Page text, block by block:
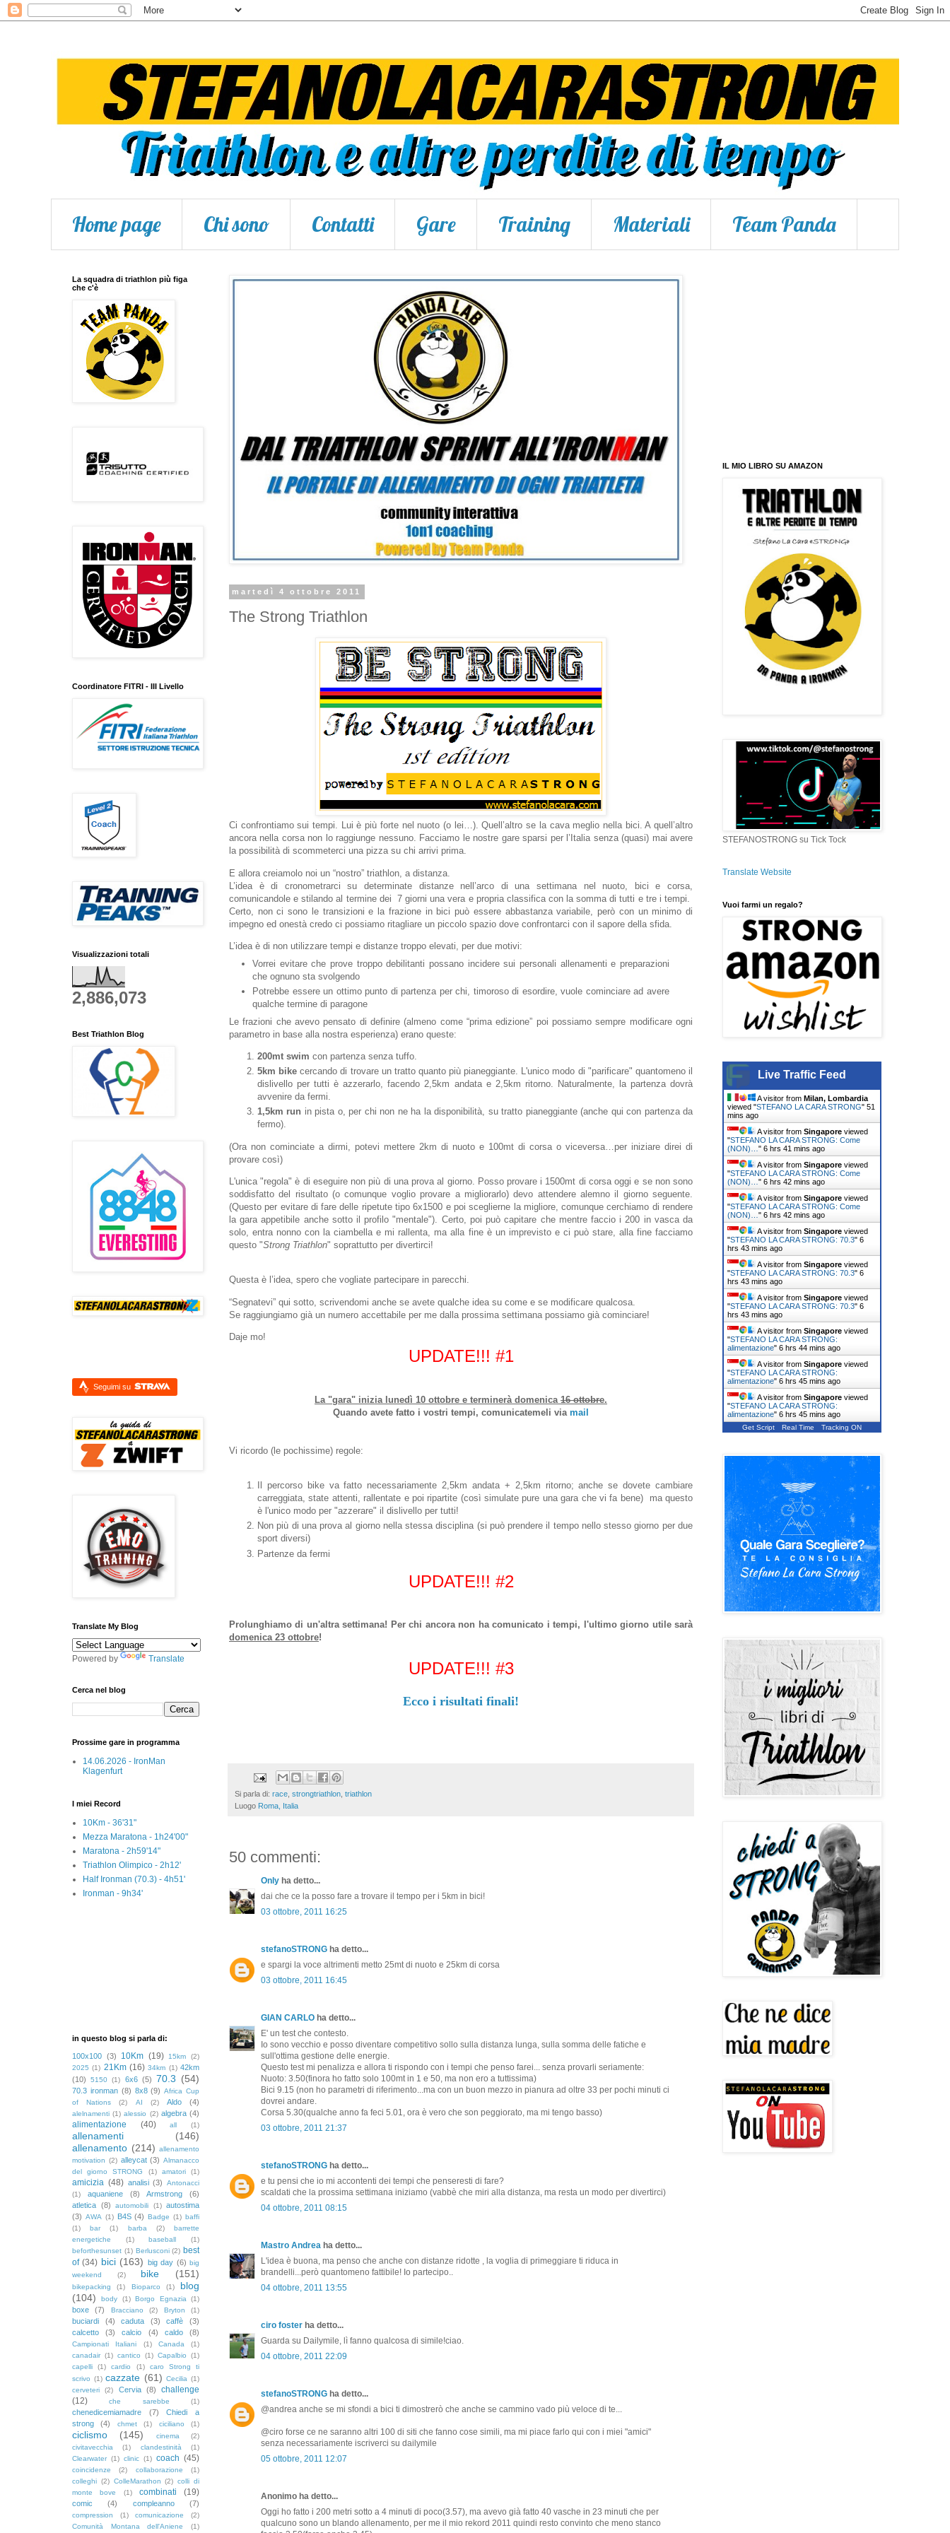
Home page Chi sono Contatti Gare Training Materiali Team Panda
martedì 4 ottobre 2011
The Strong Triathlon
Ci confrontiamo sui tempi. Lui è più forte nel nuoto (o lei…). Quell’altro se la cava meglio nella bici. A quell’altro
ancora nella corsa non lo raggiunge nessuno. Facciamo le nostre gare sparsi per l’Italia senza (quasi) mai avere
la possibilità di scommeterci una pizza su chi arrivi prima.
E allora creiamolo noi un “nostro” triathlon, a distanza.
L’idea è di cronometrarci su determinate distanze nell’arco di una settimana nel nuoto, bici e corsa,
comunicandole e stilando al termine dei 7 giorni una vera e propria classifica con la somma di tutti e tre i tempi.
Certo, non ci sono le transizioni e la frazione in bici può essere abbastanza variabile, però con un minimo di
impegno ed onestà credo ci possiamo ritagliare un piccolo spazio dove confrontarci con il sapore della sfida.
L’idea è di non utilizzare tempi e distanze troppo elevati, per due motivi:
Vorrei evitare che prove troppo debilitanti possano incidere sui personali allenamenti e preparazioni
che ognuno sta svolgendo
Potrebbe essere un ottimo punto di partenza per chi, timoroso di esordire, vuole cominciare ad avere
qualche termine di paragone
Le frazioni che avevo pensato di definire (almeno come “prima edizione” poi possiamo sempre modificare ogni
parametro in base alla nostra esperienza) erano queste:
200mt swim con partenza senza tuffo.
5km bike cercando di trovare un tratto quanto più pianeggiante. L'unico modo di "parificare" quantomeno il
dislivello per tutti è azzerarlo, facendo 2,5km andata e 2,5km ritorno. Naturalmente, la partenza dovrà
avvenire da fermi.
1,5km run in pista o, per chi non ne ha la disponibilità, su tratto pianeggiante (anche qui con partenza da
fermo).
(Ora non cominciate a dirmi, potevi mettere 2km di nuoto e 100mt di corsa o viceversa…per iniziare direi di
provare così)
L'unica "regola" è di eseguire non più di una prova al giorno. Posso provare i 1500mt di corsa oggi e se non sono
soddisfatto del risultato (o comunque voglio provare a migliorarlo) devo attendere alemno il giorno seguente.
(Questo per evitare di fare delle ripetute tipo 6x1500 e poi sceglierne la migliore, comunque cerchiamo di rendere
la gara appetibile anche sotto il profilo "mentale"). Certo, poi può capitare che mentre faccio i 200 in vasca da
solo, entra nonno con la ciambella e mi rallenta, ma alla fine è un imprevisto e ci può stare, alla fine facciamo
questo "Strong Triathlon" soprattutto per divertirci!
Questa è l’idea, spero che vogliate partecipare in parecchi.
“Segnatevi” qui sotto, scrivendomi anche se avete qualche idea su come e se modificare qualcosa.
Se raggiungiamo già un numero accettabile per me dalla prossima settimana possiamo già cominciare!
Daje mo!
UPDATE!!! #1
La "gara" inizia lunedì 10 ottobre e terminerà domenica 16 ottobre.
Quando avete fatto i vostri tempi, comunicatemeli via mail
Vi ricordo (le pochissime) regole:
Il percorso bike va fatto necessariamente 2,5km andata + 2,5km ritorno; anche se dovete cambiare
carreggiata, state attenti, rallentate e poi ripartite (così simulate pure una gara che vi fa bene) ma questo
è l'unico modo per "azzerare" il dislivello per tutti!
Non più di una prova al giorno nella stessa disciplina (si può prendere il tempo nello stesso giorno per due
sport diversi)
Partenze da fermi
UPDATE!!! #2
Prolunghiamo di un'altra settimana! Per chi ancora non ha comunicato i tempi, l'ultimo giorno utile sarà
domenica 23 ottobre!
UPDATE!!! #3
Ecco i risultati finali!
Si parla di: race strongtriathlon triathlon
Luogo Roma, Italia
50 commenti:
Only ha detto...
dai che ce la posso fare a trovare il tempo per i 5km in bici!
03 ottobre, 2011 16:25
stefanoSTRONG ha detto...
e spargi la voce altrimenti metto 25mt di nuoto e 25km di corsa
03 ottobre, 2011 16:45
GIAN CARLO ha detto...
E' un test che contesto.
Io sono vecchio e posso diventare competitivo sollo sulla distanza lunga, sulla somma delle fatiche e
sull'ottima gestione delle energie.
Questo test mi penalizza e allora ti rispondo con i tempi che penso farei... senza provarli seriamente:
Nuoto: 3.50(finora ho fatto solo 100mt in 1 e 50, ma non ero a tuttissima)
Bici 9.15 (non ho parametri di riferimento...ma con un buon mezzo in pianura ad oltre 33 per pochi minuti ci
dovrei andare.
Corsa 5.30(qualche anno fa feci 5.01, ora è vero che son peggiorato, ma mi tengo basso)
03 ottobre, 2011 21:37
stefanoSTRONG ha detto...
e tu pensi che io mi accontenti dei tempi che penseresti di fare?
scaldati che la prossima settimana iniziamo (vabbè che miri alla distanza, ma resta un modo per divertirci)
04 ottobre, 2011 08:15
Mastro Andrea ha detto...
L'idea è buona, ma penso che anche con distanze ridotte , la voglia di primeggiare ti riduca in
brandelli...però quantomeno fattibile! Io partecipo..
04 ottobre, 2011 13:55
ciro foster ha detto...
Guarda su Dailymile, lì fanno qualcosa di simile!ciao.
04 ottobre, 2011 22:09
stefanoSTRONG ha detto...
@andrea anche se mi sfondi a bici ti dimostrerò che anche se cammino vado più veloce di te...
@ciro forse ce ne saranno altri 100 di siti che fanno cose simili, ma mi piace farlo qui con i miei "amici"
senza necessariamente iscriverci su dailymile
05 ottobre, 2011 12:07
Anonimo ha detto...
Oggi ho fatto i 200 metri sotto a 4 minuti di poco(3.57), ma avevo già fatto 40 vasche in 23 minuti che per
qualcuno sono un blando allenamento, per me il mio rekord 2011 quindi resto convinto che meno stanco
La squadra di triathlon più figa
che c'è
Coordinatore FITRI - III Livello
Visualizzazioni totali
2,886,073
Best Triathlon Blog
Seguimi su
Translate My Blog
Powered by Translate
Cerca nel blog
Prossime gare in programma
14.06.2026 - IronMan
Klagenfurt
I miei Record
10Km - 36'31"
Mezza Maratona - 1h24'00"
Maratona - 2h59'14"
Triathlon Olimpico - 2h12'
Half Ironman (70.3) - 4h51'
Ironman - 9h34'
in questo blog si parla di:
100x100 (3) 10Km (19) 15km
(2)
2025 (1) 21Km (16) 34km (1) 42km
(10)
5150 (1) 6x6 (5) 70.3 (54)
70.3 ironman (8) 8x8 (9) Africa Cup
of Nations
(2) AI (2) Aldo (4)
alelnamenti (1) alessio (2) algebra (4)
alimentazione (40) all (1)
allenamenti
(146)
allenamento (214) allenamento
motivation (2) alleycat (3) Almanacco
del giorno STRONG
(1) amatori (1)
amicizia (48) analisi (3)
Antonacci
(1)
aquaniene (8) Armstrong
(6)
atletica (8) automobili (1) autostima
(3) AWA (1) B4S (4) Badge (1) baffi
(1)
bar (1) barba (2)
barrette
energetiche
(1) baseball
(1)
beforthesunset (1) Berlusconi (2) best
of (34) bici (163) big day (6) big
weekend
(2) bike (151)
bikepacking (1) Bioparco (1)
blog
(104)
body (1) Borgo Egnazia (1)
boxe (7) Bracciano (2) Bryton (1)
buciardi (4) caduta (3) caffè
(3)
calcetto
(3) calcio (4) caldo (8)
Campionati Italiani (1) Canada
(1)
canadair (1) cantico (1) Capalbio
(1)
capelli
(1) cardio (1)
caro Strong ti
scrivo (1) cazzate (61) Cecilia (1)
cerveteri
(2) Cervia (8)
challenge
(12)
che sarebbe (1)
chenedicemiamadre (7)
Chiedi a
strong
(4) chmet (1) ciciliano (1)
ciclismo (145) cinema
(2)
civitavecchia
(1) clandestinità
(1)
Clearwater (1) clinic (1) coach (45)
coincidenze (2) collaborazione
(1)
colleghi (2) ColleMarathon (2) colli di
monte bove
(1) combinati (19)
comic (4) compleanno (7)
compression (1) comunicazione
(2)
Comunità Montana dell'Aniene
(1)
IL MIO LIBRO SU AMAZON
STEFANOSTRONG su Tick Tock
Translate Website
Vuoi farmi un regalo?
Live Traffic Feed
A visitor from Milan, Lombardia
viewed "STEFANO LA CARA STRONG" 51
mins ago
A visitor from Singapore viewed
"STEFANO LA CARA STRONG: Come
(NON)… " 6 hrs 41 mins ago
A visitor from Singapore viewed
"STEFANO LA CARA STRONG: Come
(NON)… " 6 hrs 42 mins ago
A visitor from Singapore viewed
"STEFANO LA CARA STRONG: Come
(NON)… " 6 hrs 42 mins ago
A visitor from Singapore viewed
"STEFANO LA CARA STRONG: 70.3" 6
hrs 43 mins ago
A visitor from Singapore viewed
"STEFANO LA CARA STRONG: 70.3" 6
hrs 43 mins ago
A visitor from Singapore viewed
"STEFANO LA CARA STRONG: 70.3" 6
hrs 44 mins ago
A visitor from Singapore viewed
"STEFANO LA CARA STRONG:
alimentazione" 6 hrs 44 mins ago
A visitor from Singapore viewed
"STEFANO LA CARA STRONG:
alimentazione" 6 hrs 45 mins ago
A visitor from Singapore viewed
"STEFANO LA CARA STRONG:
alimentazione" 6 hrs 45 mins ago
Get Script Real Time Tracking ON